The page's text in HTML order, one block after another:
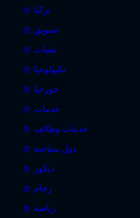
تركيا
تسويق
تقنيات
تكنولوجيا
جورجيا
خدمات
خدمات وظائف
دول سياحية
ديكور
رخام
رياضة